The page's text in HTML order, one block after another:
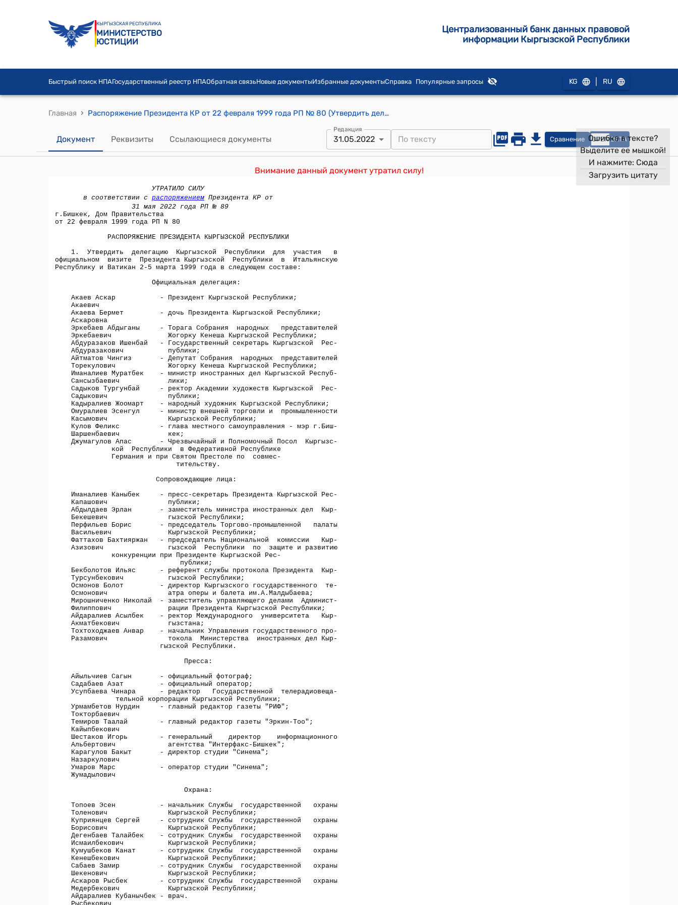
КЫРГЫЗСКАЯ РЕСПУБЛИКА
МИНИСТЕРСТВО
ЮСТИЦИИ
Централизованный банк данных правовой
информации Кыргызской Республики
Быстрый поиск НПАГосударственный реестр НПАОбратная связьНовые документыИзбранные документыСправка Популярные запросы KG RU
Главная › Распоряжение Президента КР от 22 февраля 1999 года РП № 80 (Утвердить делегацию Кыргызской Республики для участия в официальном визите Президента Кыргызской Республики в Итальянскую Республику и Ватикан)
Документ Реквизиты Ссылающиеся документы
Редакция
31.05.2022 Сравнение OPEN DATA
Внимание данный документ утратил силу!
Ошибка в тексте?
Выделите ее мышкой!
И нажмите: Сюда
Загрузить цитату